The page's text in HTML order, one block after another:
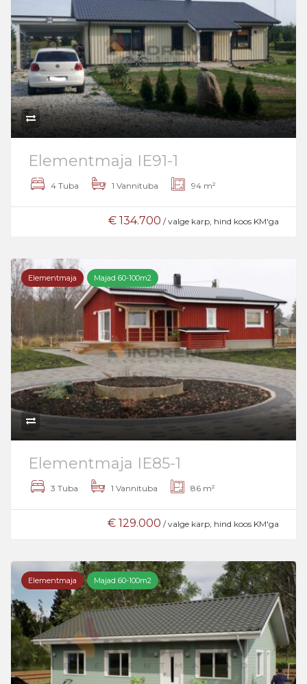
Elementmaja IE91-1
4 Tuba 1 Vannituba 94 m²
€ 134.700 / valge karp, hind koos KM'ga
Elementmaja Majad 60-100m2
Elementmaja IE85-1
3 Tuba 1 Vannituba 86 m²
€ 129.000 / valge karp, hind koos KM'ga
Elementmaja Majad 60-100m2